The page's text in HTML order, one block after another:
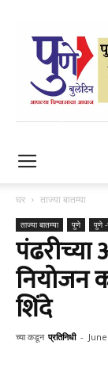
घर ताज्या बातम्या
ताज्या बातम्या पुणे पुणे
पंढरीच्या
नियोजन
शिंदे
च्या कडून प्रतिनिधी -